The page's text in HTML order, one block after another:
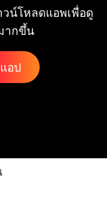
น์โหลดแอพเพื่อดู
ากขึ้น
อป